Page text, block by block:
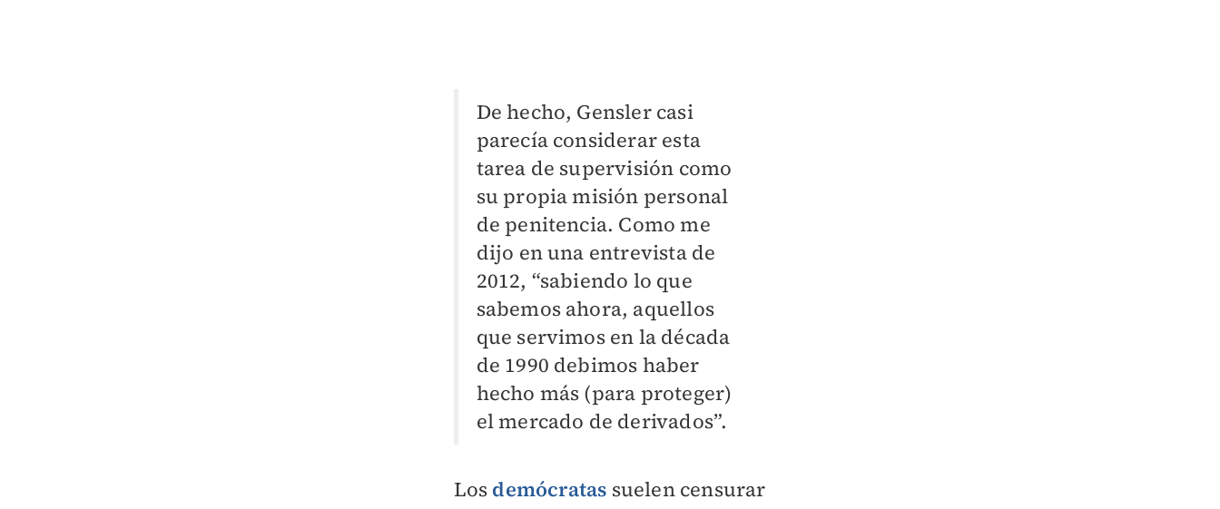
De hecho, Gensler casi
parecía considerar esta
tarea de supervisión como
su propia misión personal
de penitencia. Como me
dijo en una entrevista de
2012, “sabiendo lo que
sabemos ahora, aquellos
que servimos en la década
de 1990 debimos haber
hecho más (para proteger)
el mercado de derivados”.
Los demócratas suelen censurar